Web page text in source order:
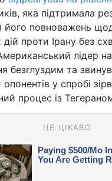
яка підтримала
його повноважень
дій проти Ірану без
лідер
безглуздим та
опонентів у спробі
процес із